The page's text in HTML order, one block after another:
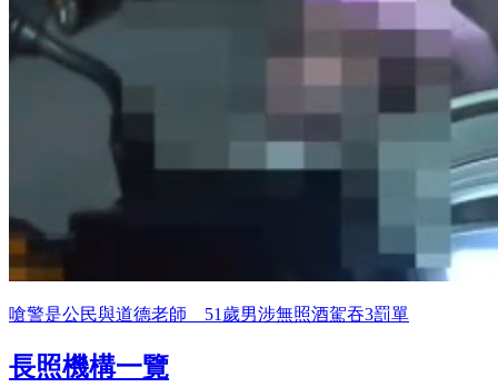
嗆警是公民與道德老師 51歲男涉無照酒駕吞3罰單
長照機構一覽